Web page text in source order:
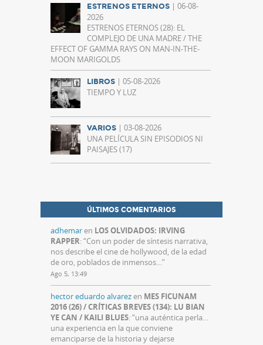
ESTRENOS ETERNOS | 06-08-
2026
ESTRENOS ETERNOS (28): EL
COMPLEJO DE UNA MADRE / THE
EFFECT OF GAMMA RAYS ON MAN-IN-THE-
MOON MARIGOLDS
LIBROS | 05-08-2026
TIEMPO Y LUZ
VARIOS | 03-08-2026
UNA PELÍCULA SIN EPISODIOS NI
PAISAJES (17)
ÚLTIMOS COMENTARIOS
adhemaren LOS OLVIDADOS: IRVING
RAPPER: “Con un poder de síntesis narrativa,
nos describe el cine de hollywood, de la edad
de oro, poblados de inmensos…”
Ago 5, 13:49
hector eduardo alvarezen MES FICUNAM
2016 (26) / CRÍTICAS BREVES (134): LU BIAN
YE CAN / KAILI BLUES: “una auténtica perla…
una experiencia en la que conviene
emanciparse de la historia y dejarse